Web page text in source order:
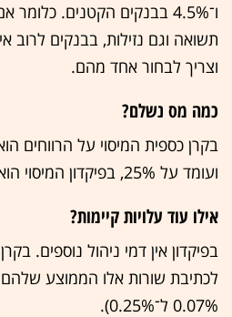
ו־4.5% בבנקים הקטנים.
תשואה וגם נזילות, בבנקים
וצריך לבחור אחד מהם.
כמה מס נשלם?
בקרן כספית המיסוי על הרווחים
ועומד על 25%, בפיקדון המיסוי הוא נומינלי ועומד על 15%.
אילו עוד עלויות קיימות?
בפיקדון אין דמי ניהול נוספים.
0.07% ל־0.25%).